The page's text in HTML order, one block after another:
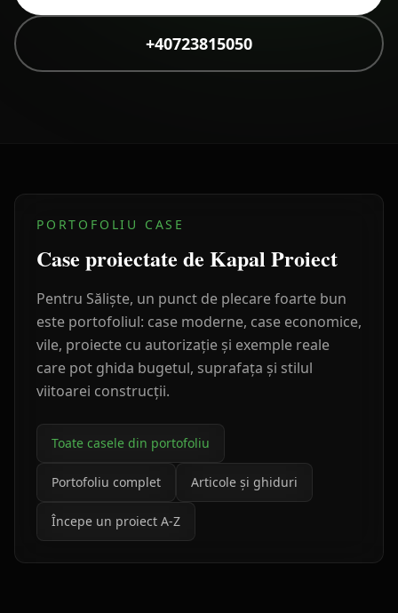
+40723815050
PORTOFOLIU CASE
Case proiectate de Kapal Proiect
Pentru Săliște, un punct de plecare foarte bun
este portofoliul: case moderne, case economice,
vile, proiecte cu autorizație și exemple reale
care pot ghida bugetul, suprafața și stilul
viitoarei construcții.
Toate casele din portofoliu
Portofoliu complet Articole și ghiduri
Începe un proiect A-Z